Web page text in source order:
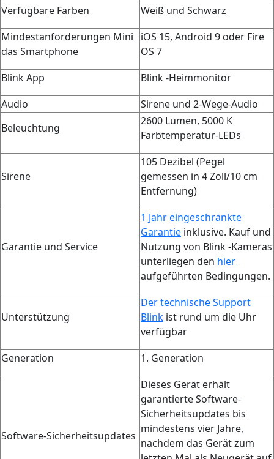
Verfügbare Farben
Weiß und Schwarz
Mindestanforderungen Mini
das Smartphone
iOS 15, Android 9 oder Fire
OS 7
Blink App
Blink -Heimmonitor
Audio
Sirene und 2-Wege-Audio
Beleuchtung
2600 Lumen, 5000 K
Farbtemperatur-LEDs
Sirene
105 Dezibel (Pegel
gemessen in 4 Zoll/10 cm
Entfernung)
Garantie und Service
1 Jahr eingeschränkte
Garantie inklusive. Kauf und
Nutzung von Blink -Kameras
unterliegen den hier
aufgeführten Bedingungen.
Unterstützung
Der technische Support
Blink ist rund um die Uhr
verfügbar
Generation
1. Generation
Software-Sicherheitsupdates
Dieses Gerät erhält
garantierte Software-
Sicherheitsupdates bis
mindestens vier Jahre,
nachdem das Gerät zum